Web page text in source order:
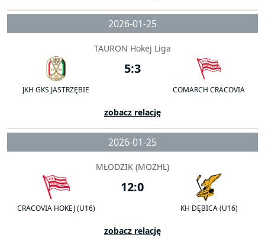
2026-01-25
TAURON Hokej Liga
JKH GKS JASTRZĘBIE
5:3
COMARCH CRACOVIA
zobacz relację
2026-01-25
MŁODZIK (MOZHL)
CRACOVIA HOKEJ (U16)
12:0
KH DĘBICA (U16)
zobacz relację